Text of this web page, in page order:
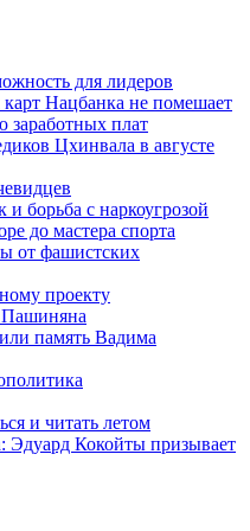
для лидеров
Нацбанка не помешает
заработных плат
Цхинвала в августе
и борьба с наркоугрозой
до мастера спорта
от фашистских
проекту
Пашиняна
память Вадима
и читать летом
Эдуард Кокойты призывает